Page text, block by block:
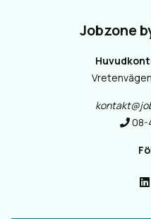
Jobzone
Vretenvägen
08-